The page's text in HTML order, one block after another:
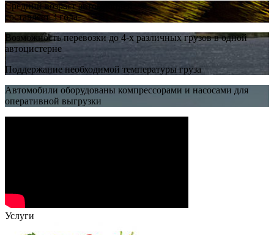
Средний возраст автомобилей
составляет 3 года
Возможность перевозки до 4-х различных грузов в одной
автоцистерне
Поддержание необходимой температуры груза
Автомобили оборудованы компрессорами и насосами для
оперативной выгрузки
Услуги